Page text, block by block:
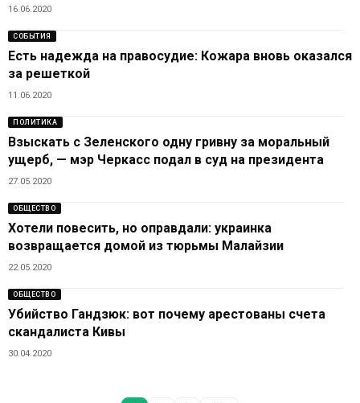
16.06.2020
СОБЫТИЯ
Есть надежда на правосудие: Кожара вновь оказался
за решеткой
11.06.2020
ПОЛИТИКА
Взыскать с Зеленского одну гривну за моральный
ущерб, — мэр Черкасс подал в суд на президента
27.05.2020
ОБЩЕСТВО
Хотели повесить, но оправдали: украинка
возвращается домой из тюрьмы Малайзии
22.05.2020
ОБЩЕСТВО
Убийство Гандзюк: вот почему арестованы счета
скандалиста Кивы
30.04.2020